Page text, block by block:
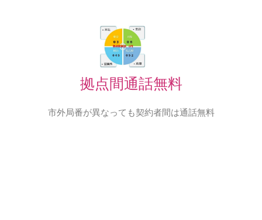
拠点間通話無料
市外局番が異なっても契約者間は通話無料